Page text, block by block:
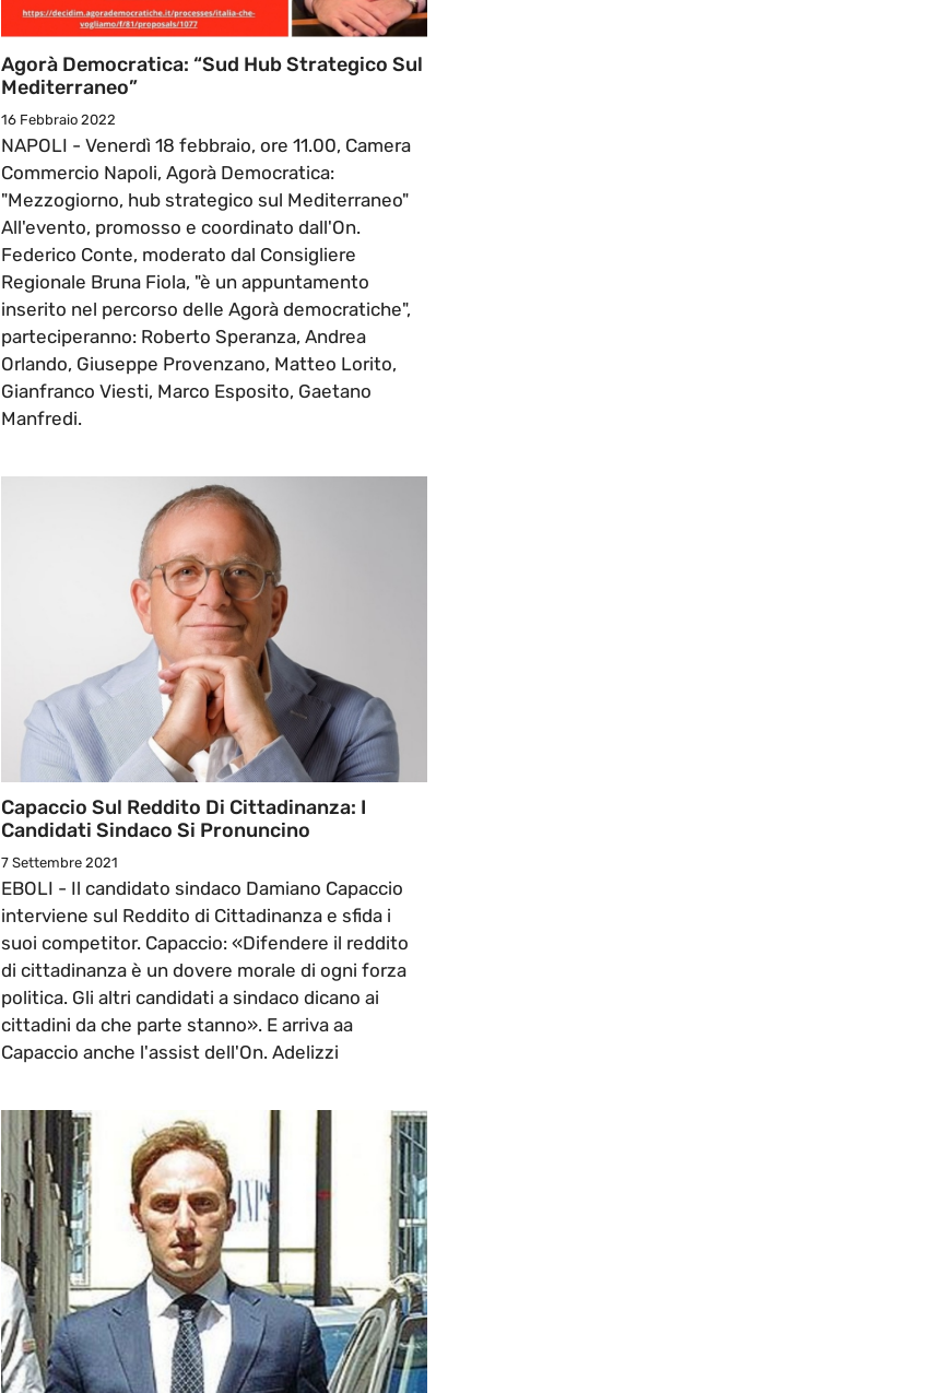
Agorà Democratica: “Sud Hub Strategico Sul
Mediterraneo”
16 Febbraio 2022
NAPOLI - Venerdì 18 febbraio, ore 11.00, Camera
Commercio Napoli, Agorà Democratica:
"Mezzogiorno, hub strategico sul Mediterraneo"
All'evento, promosso e coordinato dall'On.
Federico Conte, moderato dal Consigliere
Regionale Bruna Fiola, "è un appuntamento
inserito nel percorso delle Agorà democratiche",
parteciperanno: Roberto Speranza, Andrea
Orlando, Giuseppe Provenzano, Matteo Lorito,
Gianfranco Viesti, Marco Esposito, Gaetano
Manfredi.
Capaccio Sul Reddito Di Cittadinanza: I
Candidati Sindaco Si Pronuncino
7 Settembre 2021
EBOLI - Il candidato sindaco Damiano Capaccio
interviene sul Reddito di Cittadinanza e sfida i
suoi competitor. Capaccio: «Difendere il reddito
di cittadinanza è un dovere morale di ogni forza
politica. Gli altri candidati a sindaco dicano ai
cittadini da che parte stanno». E arriva aa
Capaccio anche l'assist dell'On. Adelizzi